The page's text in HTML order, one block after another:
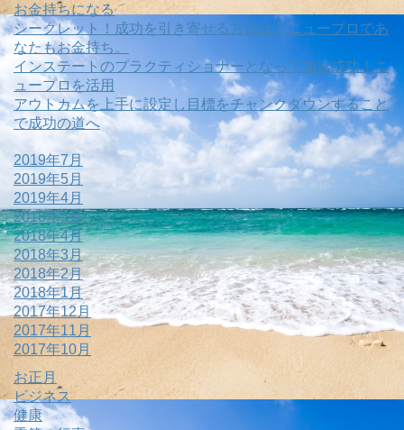
お金持ちになる
シークレット！成功を引き寄せる方法は？ニュープロであ
なたもお金持ち。
インステートのプラクティショナーとなって加速成功！ニ
ュープロを活用
アウトカムを上手に設定し目標をチャンクダウンすること
で成功の道へ
2019年7月
2019年5月
2019年4月
2018年5月
2018年4月
2018年3月
2018年2月
2018年1月
2017年12月
2017年11月
2017年10月
お正月
ビジネス
健康